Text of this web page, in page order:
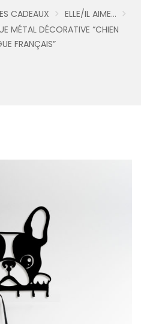
CADEAUX
ELLE/IL AIME...
MÉTAL DÉCORATIVE “CHIEN
FRANÇAIS”